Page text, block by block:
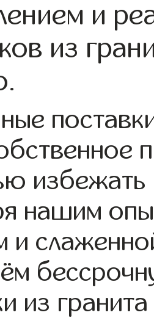
и
из
нашим
и
из